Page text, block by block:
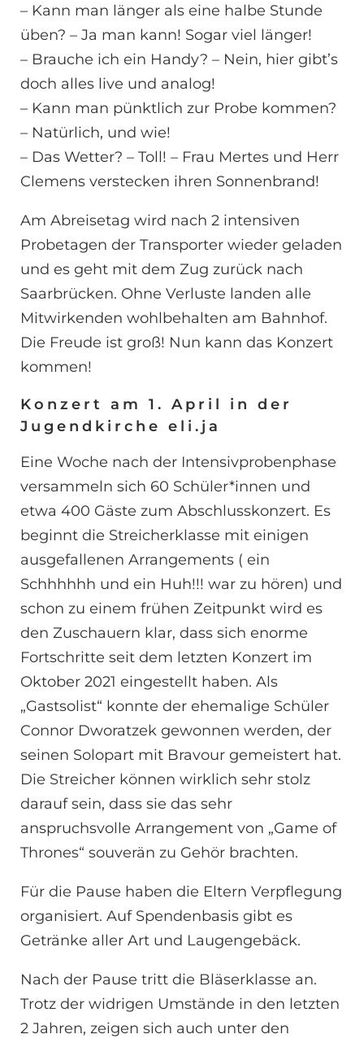
– Kann man länger als eine halbe Stunde
üben? – Ja man kann! Sogar viel länger!
– Brauche ich ein Handy? – Nein, hier gibt’s
doch alles live und analog!
– Kann man pünktlich zur Probe kommen?
– Natürlich, und wie!
– Das Wetter? – Toll! – Frau Mertes und Herr
Clemens verstecken ihren Sonnenbrand!
Am Abreisetag wird nach 2 intensiven
Probetagen der Transporter wieder geladen
und es geht mit dem Zug zurück nach
Saarbrücken. Ohne Verluste landen alle
Mitwirkenden wohlbehalten am Bahnhof.
Die Freude ist groß! Nun kann das Konzert
kommen!
Konzert am 1. April in der
Jugendkirche eli.ja
Eine Woche nach der Intensivprobenphase
versammeln sich 60 Schüler*innen und
etwa 400 Gäste zum Abschlusskonzert. Es
beginnt die Streicherklasse mit einigen
ausgefallenen Arrangements ( ein
Schhhhhh und ein Huh!!! war zu hören) und
schon zu einem frühen Zeitpunkt wird es
den Zuschauern klar, dass sich enorme
Fortschritte seit dem letzten Konzert im
Oktober 2021 eingestellt haben. Als
„Gastsolist“ konnte der ehemalige Schüler
Connor Dworatzek gewonnen werden, der
seinen Solopart mit Bravour gemeistert hat.
Die Streicher können wirklich sehr stolz
darauf sein, dass sie das sehr
anspruchsvolle Arrangement von „Game of
Thrones“ souverän zu Gehör brachten.
Für die Pause haben die Eltern Verpflegung
organisiert. Auf Spendenbasis gibt es
Getränke aller Art und Laugengebäck.
Nach der Pause tritt die Bläserklasse an.
Trotz der widrigen Umstände in den letzten
2 Jahren, zeigen sich auch unter den